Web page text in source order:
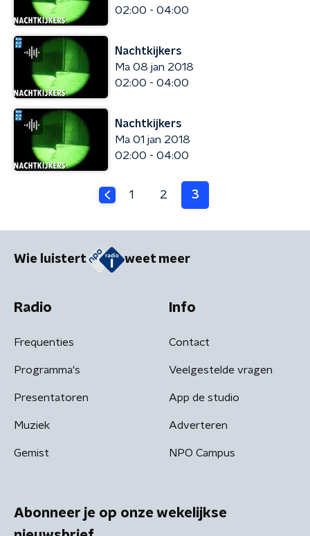
02:00 - 04:00
Nachtkijkers
Ma 08 jan 2018
02:00 - 04:00
Nachtkijkers
Ma 01 jan 2018
02:00 - 04:00
1 2 3
Wie luistert weet meer
Radio
Frequenties
Programma's
Presentatoren
Muziek
Gemist
Info
Contact
Veelgestelde vragen
App de studio
Adverteren
NPO Campus
Abonneer je op onze wekelijkse